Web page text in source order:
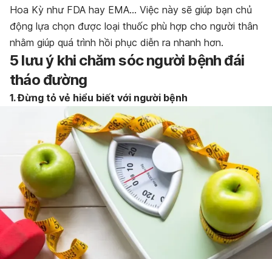
Hoa Kỳ như FDA hay EMA… Việc này sẽ giúp bạn chủ
động lựa chọn được loại thuốc phù hợp cho người thân
nhằm giúp quá trình hồi phục diễn ra nhanh hơn.
5 lưu ý khi chăm sóc người bệnh đái
tháo đường
1. Đừng tỏ vẻ hiểu biết với người bệnh